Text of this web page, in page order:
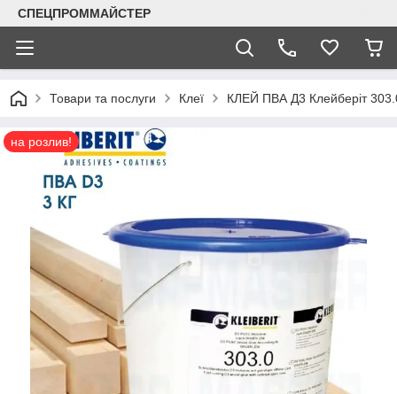
СПЕЦПРОММАЙСТЕР
Товари та послуги Клеї КЛЕЙ ПВА Д3 Клейберіт
на розлив!